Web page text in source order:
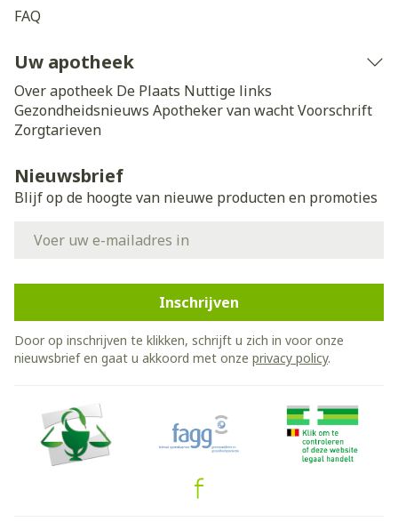
FAQ
Uw apotheek
Over apotheek De Plaats Nuttige links
Gezondheidsnieuws Apotheker van wachtVoorschrift
Zorgtarieven
Nieuwsbrief
Blijf op de hoogte van nieuwe producten en promoties
Inschrijven
Door op inschrijven te klikken, schrijft u zich in voor onze
nieuwsbrief en gaat u akkoord met onze privacy policy.